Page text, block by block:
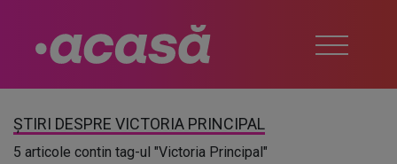
ȘTIRI DESPRE VICTORIA PRINCIPAL
5 articole contin tag-ul "Victoria Principal"